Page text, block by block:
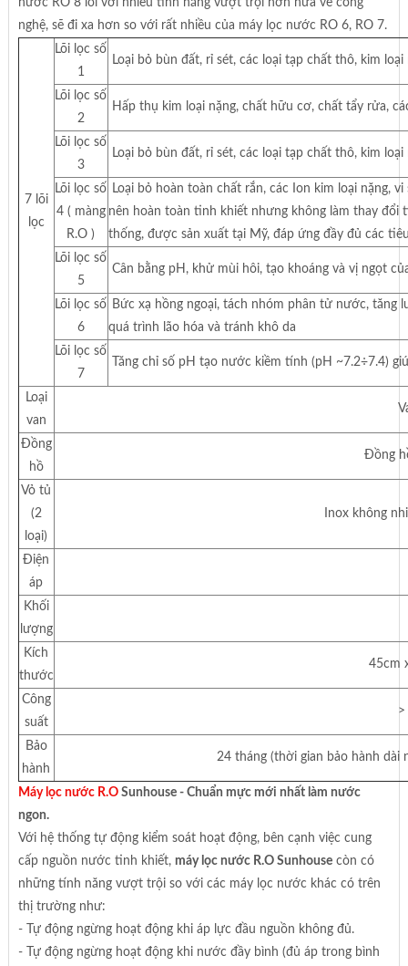
nước RO 8 lõi với nhiều tính năng vượt trội hơn nữa về công
nghệ, sẽ đi xa hơn so với rất nhiều của máy lọc nước RO 6, RO 7.
7 lõi
lọc
Lõi lọc số
1
Loại bỏ bùn đất, rỉ sét, các loại tạp chất thô, kim
Lõi lọc số
2
Hấp thụ kim loại nặng, chất hữu cơ, chất tẩy rửa,
Lõi lọc số
3
Loại bỏ bùn đất, rỉ sét, các loại tạp chất thô, kim
Lõi lọc số
4 ( màng
R.O )
Loại bỏ hoàn toàn chất rắn, các Ion kim loại nặng,
nên hoàn toàn tinh khiết nhưng không làm thay đổi
thống, được sản xuất tại Mỹ, đáp ứng đầy đủ các
Lõi lọc số
5
Cân bằng pH, khử mùi hôi, tạo khoáng và vị ngọt
Lõi lọc số
6
Bức xạ hồng ngoại, tách nhóm phân tử nước,
quá trình lão hóa và tránh khô da
Lõi lọc số
7
Tăng chỉ số pH tạo nước kiềm tính (pH ~7.2÷7.4)
Loại
van
Đồng
hồ
Đồng
Vỏ tủ
(2
loại)
Inox không
Điện
áp
Khối
lượng
Kích
thước
45cm
Công
suất
Bảo
hành
24 tháng (thời gian bảo hành dài
Máy lọc nước R.OSunhouse - Chuẩn mực mới nhất làm nước
ngon.
Với hệ thống tự động kiểm soát hoạt động, bên cạnh việc cung
cấp nguồn nước tinh khiết, máy lọc nước R.O Sunhousecòn có
những tính năng vượt trội so với các máy lọc nước khác có trên
thị trường như:
- Tự động ngừng hoạt động khi áp lực đầu nguồn không đủ.
- Tự động ngừng hoạt động khi nước đầy bình (đủ áp trong bình